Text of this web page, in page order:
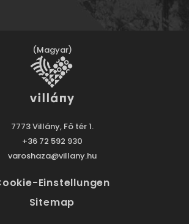
(Magyar)
7773 Villány, Fő tér 1.
+36 72 592 930
varoshaza@villany.hu
Einstellungen
Sitemap